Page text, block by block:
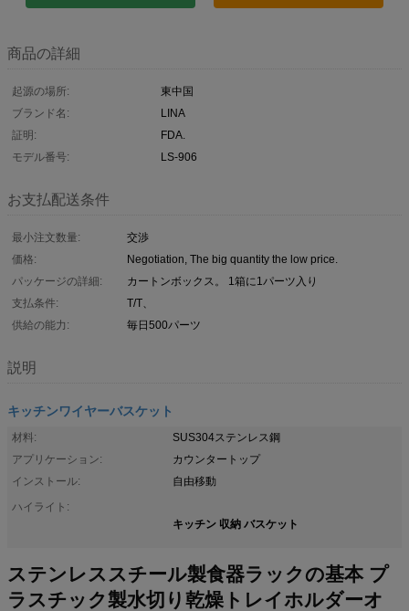
商品の詳細
起源の場所:
東中国
ブランド名:
LINA
証明:
FDA.
モデル番号:
LS-906
お支払配送条件
最小注文数量:
交渉
価格:
Negotiation, The big quantity the low price.
パッケージの詳細:
カートンボックス。 1箱に1パーツ入り
支払条件:
T/T、
供給の能力:
毎日500パーツ
説明
キッチンワイヤーバスケット
材料:
SUS304ステンレス鋼
アプリケーション:
カウンタートップ
インストール:
自由移動
ハイライト:
キッチン 収納 バスケット
ステンレススチール製食器ラックの基本 プ
ラスチック製水切り乾燥トレイホルダーオ